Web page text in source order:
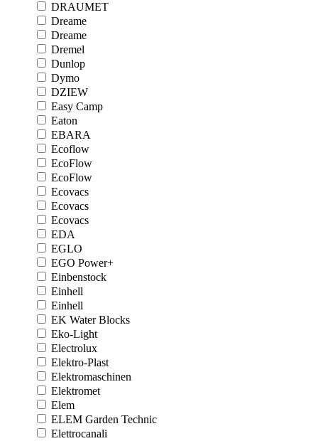
DRAUMET
Dreame
Dreame
Dremel
Dunlop
Dymo
DZIEW
Easy Camp
Eaton
EBARA
Ecoflow
EcoFlow
EcoFlow
Ecovacs
Ecovacs
Ecovacs
EDA
EGLO
EGO Power+
Einbenstock
Einhell
Einhell
EK Water Blocks
Eko-Light
Electrolux
Elektro-Plast
Elektromaschinen
Elektromet
Elem
ELEM Garden Technic
Elettrocanali